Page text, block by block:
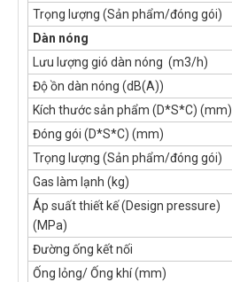
Trọng lượng (Sản phẩm/đóng gói)
Dàn nóng
Lưu lượng gió dàn nóng (m3/h)
Độ ồn dàn nóng (dB(A))
Kích thước sản phẩm (D*S*C) (mm)
Đóng gói (D*S*C) (mm)
Trọng lượng (Sản phẩm/đóng gói)
Gas làm lạnh (kg)
Áp suất thiết kế (Design pressure)
(MPa)
Đường ống kết nối
Ống lỏng/ Ống khí (mm)